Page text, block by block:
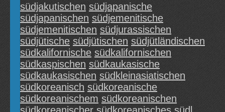
südjakutischen südjapanische
südjapanischen südjemenitische
südjemenitischen südjurassischen
südjütische südjütischen südjütländischen
südkalifornische südkalifornischen
südkaspischen südkaukasische
südkaukasischen südkleinasiatischen
südkoreanisch südkoreanische
südkoreanischem südkoreanischen